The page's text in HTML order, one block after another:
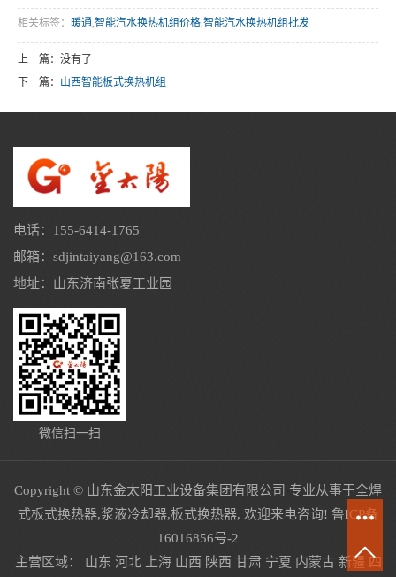
相关标签： 暖通,智能汽水换热机组价格,智能汽水换热机组批发
上一篇：没有了
下一篇： 山西智能板式换热机组
电话：155-6414-1765
邮箱：sdjintaiyang@163.com
地址：山东济南张夏工业园
微信扫一扫
Copyright © 山东金太阳工业设备集团有限公司 专业从事于全焊
式板式换热器,浆液冷却器,板式换热器, 欢迎来电咨询! 鲁ICP备
16016856号-2
主营区域： 山东 河北 上海 山西 陕西 甘肃 宁夏 内蒙古 新疆 四